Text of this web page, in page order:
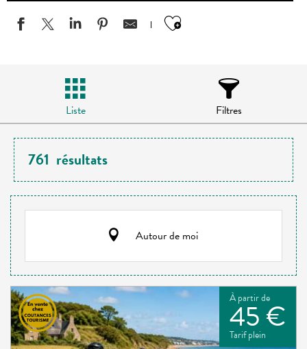
Ajouter aux
Liste Filtres
761 résultats
Autour de moi
À partir de
45 €
Tarif plein